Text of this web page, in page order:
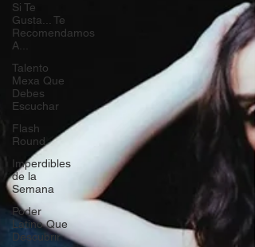
Si Te
Gusta... Te
Recomendamos
A...
Talento
Mexa Que
Debes
Escuchar
Flash
Round
Imperdibles
de la
Semana
Poder
Latino Que
Descubrir